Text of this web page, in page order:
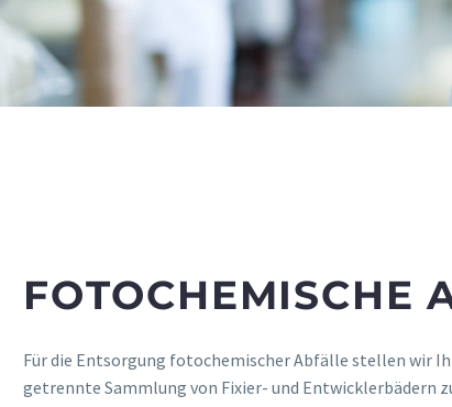
FOTO­CHEMISCHE
Für die Ent­sor­gung fotoc­hemischer Abfälle stel­len wir
getrennte Samm­lung von Fixier- und Ent­wick­lerbädern